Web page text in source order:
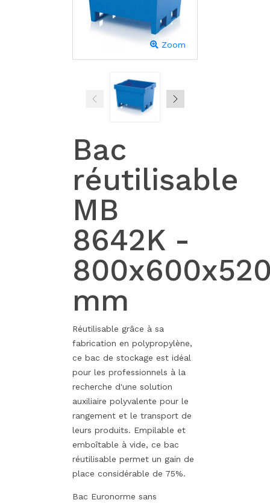
Zoom
Bac
réutilisable
MB
8642K -
mm
Réutilisable grâce à sa
fabrication en polypropylène,
ce bac de stockage est idéal
pour les professionnels à la
recherche d'une solution
auxiliaire polyvalente pour le
rangement et le transport de
leurs produits. Empilable et
emboîtable à vide, ce bac
réutilisable permet un gain de
place considérable de 75%.
Bac Euronorme sans